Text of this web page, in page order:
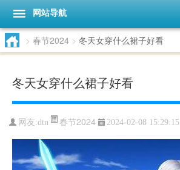
网站导航
> 春节2024 > 冬天女穿什么裙子好看
冬天女穿什么裙子好看
网友:dtn 春节2024 2024-02-08 15:29:15